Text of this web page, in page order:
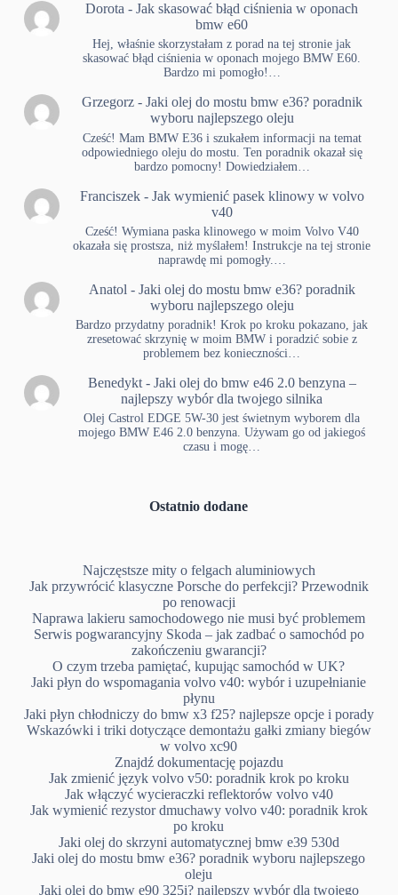
Dorota -Jak skasować błąd ciśnienia w oponach
bmw e60
Hej, właśnie skorzystałam z porad na tej stronie jak
skasować błąd ciśnienia w oponach mojego BMW E60.
Bardzo mi pomogło!…
Grzegorz- Jaki olej do mostu bmw e36? poradnik
wyboru najlepszego oleju
Cześć! Mam BMW E36 i szukałem informacji na temat
odpowiedniego oleju do mostu. Ten poradnik okazał się
bardzo pomocny! Dowiedziałem…
Franciszek- Jak wymienić pasek klinowy w volvo
v40
Cześć! Wymiana paska klinowego w moim Volvo V40
okazała się prostsza, niż myślałem! Instrukcje na tej stronie
naprawdę mi pomogły.…
Anatol - Jaki olej do mostu bmw e36? poradnik
wyboru najlepszego oleju
Bardzo przydatny poradnik! Krok po kroku pokazano, jak
zresetować skrzynię w moim BMW i poradzić sobie z
problemem bez konieczności…
Benedykt- Jaki olej do bmw e46 2.0 benzyna –
najlepszy wybór dla twojego silnika
Olej Castrol EDGE 5W-30 jest świetnym wyborem dla
mojego BMW E46 2.0 benzyna. Używam go od jakiegoś
czasu i mogę…
Ostatnio dodane
Najczęstsze mity o felgach aluminiowych
Jak przywrócić klasyczne Porsche do perfekcji? Przewodnik
po renowacji
Naprawa lakieru samochodowego nie musi być problemem
Serwis pogwarancyjny Skoda – jak zadbać o samochód po
zakończeniu gwarancji?
O czym trzeba pamiętać, kupując samochód w UK?
Jaki płyn do wspomagania volvo v40: wybór i uzupełnianie
płynu
Jaki płyn chłodniczy do bmw x3 f25? najlepsze opcje i porady
Wskazówki i triki dotyczące demontażu gałki zmiany biegów
w volvo xc90
Znajdź dokumentację pojazdu
Jak zmienić język volvo v50: poradnik krok po kroku
Jak włączyć wycieraczki reflektorów volvo v40
Jak wymienić rezystor dmuchawy volvo v40: poradnik krok
po kroku
Jaki olej do skrzyni automatycznej bmw e39 530d
Jaki olej do mostu bmw e36? poradnik wyboru najlepszego
oleju
Jaki olej do bmw e90 325i? najlepszy wybór dla twojego